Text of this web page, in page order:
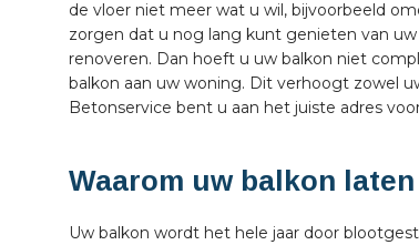
de vloer niet meer wat u wil, bijvoorbeeld
zorgen dat u nog lang kunt genieten van
renoveren. Dan hoeft u uw balkon niet
balkon aan uw woning. Dit verhoogt zowel
Betonservice bent u aan het juiste adres
Waarom uw balkon
Uw balkon wordt het hele jaar door